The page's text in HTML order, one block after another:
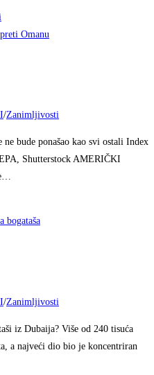
/Zanimljivosti
bude ponašao kao svi ostali Index
Shutterstock AMERIČKI
/Zanimljivosti
iz Dubaija? Više od 240 tisuća
a najveći dio bio je koncentriran